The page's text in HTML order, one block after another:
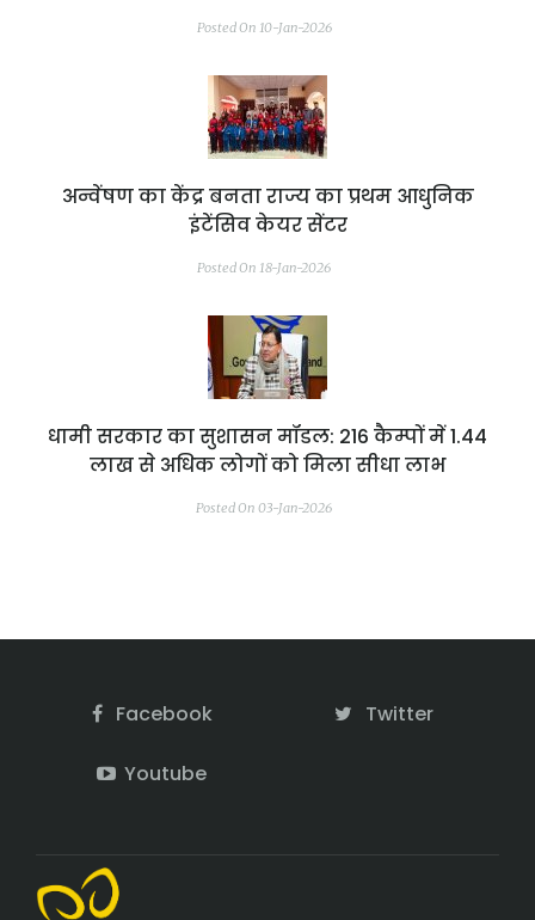
Posted On 10-Jan-2026
अन्वेंषण का केंद्र बनता राज्य का प्रथम आधुनिक
इंटेंसिव केयर सेंटर
Posted On 18-Jan-2026
धामी सरकार का सुशासन मॉडल: 216 कैम्पों में 1.44
लाख से अधिक लोगों को मिला सीधा लाभ
Posted On 03-Jan-2026
Facebook Twitter
Youtube